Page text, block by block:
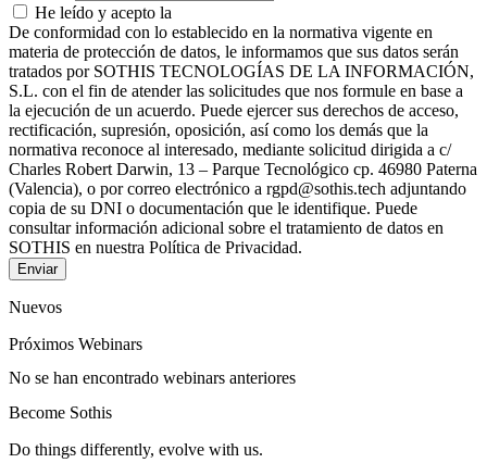
He leído y acepto la
De conformidad con lo establecido en la normativa vigente en
materia de protección de datos, le informamos que sus datos serán
tratados por SOTHIS TECNOLOGÍAS DE LA INFORMACIÓN,
S.L. con el fin de atender las solicitudes que nos formule en base a
la ejecución de un acuerdo. Puede ejercer sus derechos de acceso,
rectificación, supresión, oposición, así como los demás que la
normativa reconoce al interesado, mediante solicitud dirigida a c/
Charles Robert Darwin, 13 – Parque Tecnológico cp. 46980 Paterna
(Valencia), o por correo electrónico a rgpd@sothis.tech adjuntando
copia de su DNI o documentación que le identifique. Puede
consultar información adicional sobre el tratamiento de datos en
SOTHIS en nuestra Política de Privacidad.
Enviar
Nuevos
Próximos Webinars
No se han encontrado webinars anteriores
Become Sothis
Do things differently, evolve with us.